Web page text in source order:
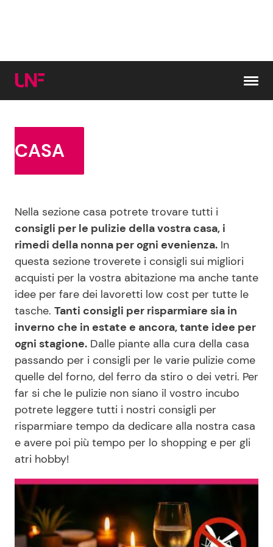
Attualità Italiana
Dal Mondo
Economia
Persone Scomparse
Politica
Bellezze VIP
Coppie VIP
Fiction e Serie TV
Programmi TV
Reality e Talent
Soap Opera
ShowBiz
News Cinema
News Musica
News Spettacolo
Social News
CASA
Nella sezione casa potrete trovare tutti i
consigli per le pulizie della vostra casa, i
rimedi della nonna per ogni evenienza. In
questa sezione troverete i consigli sui migliori
acquisti per la vostra abitazione ma anche tante
idee per fare dei lavoretti low cost per tutte le
tasche. Tanti consigli per risparmiare sia in
inverno che in estate e ancora, tante idee per
ogni stagione. Dalle piante alla cura della casa
passando per i consigli per le varie pulizie come
quelle del forno, del ferro da stiro o dei vetri. Per
far si che le pulizie non siano il vostro incubo
potrete leggere tutti i nostri consigli per
risparmiare tempo da dedicare alla nostra casa
e avere poi più tempo per lo shopping e per gli
atri hobby!